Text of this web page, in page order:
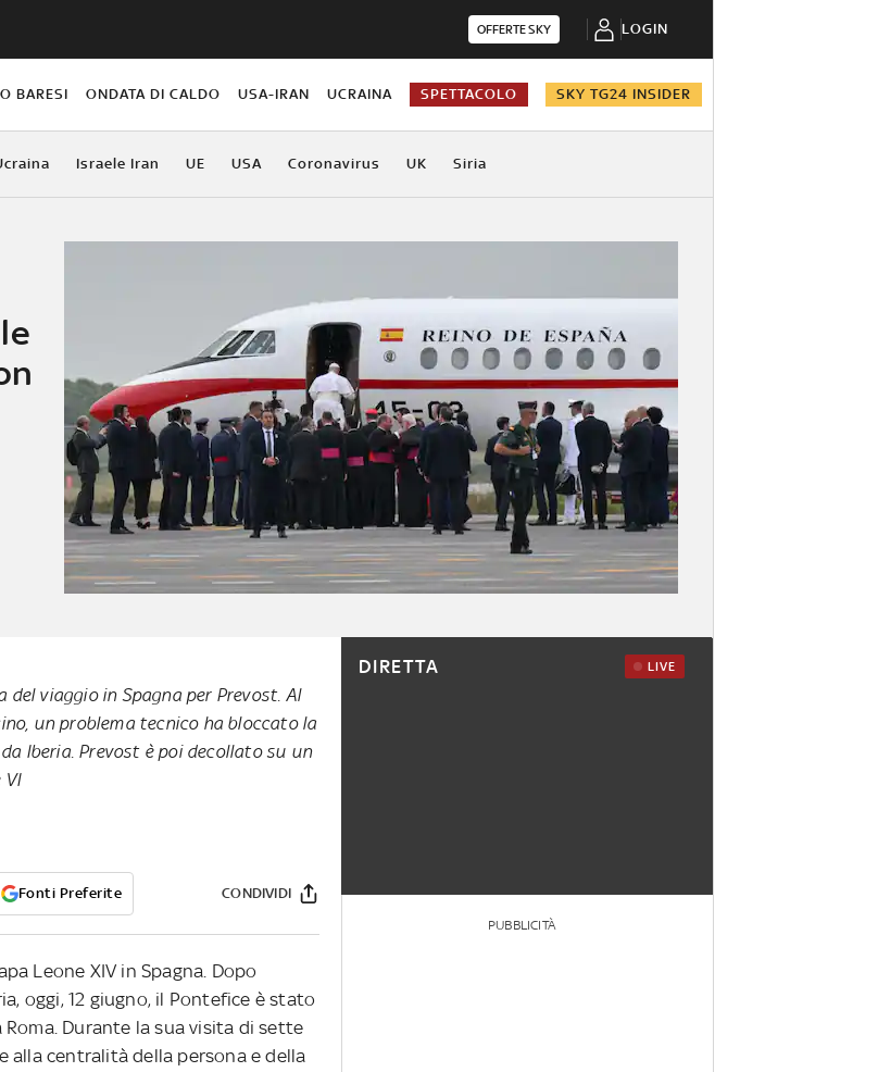
OFFERTE SKY LOGIN
BARESI ONDATA DI CALDO USA-IRAN UCRAINA SPETTACOLO SKY TG24 INSIDER
Israele Iran UE USA Coronavirus UK Siria
viaggio in Spagna per Prevost. Al
un problema tecnico ha bloccato la
Iberia. Prevost è poi decollato su un
VI
Fonti Preferite CONDIVIDI
Leone XIV in Spagna. Dopo
oggi, 12 giugno, il Pontefice è stato
Durante la sua visita di sette
alla centralità della persona e della
DIRETTA LIVE
PUBBLICITÀ